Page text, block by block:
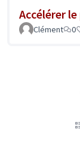
Accélérer
Clément
0